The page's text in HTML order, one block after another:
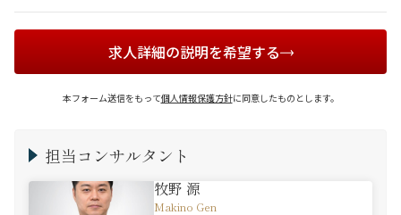
求人詳細の説明を希望する
本フォーム送信をもって個人情報保護方針に同意したものとします。
担当コンサルタント
牧野 源
Makino Gen